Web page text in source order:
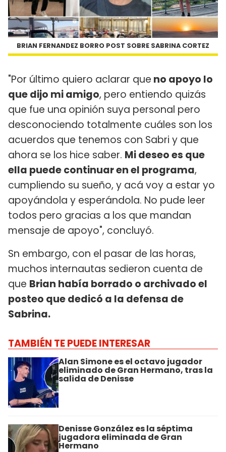
BRIAN FERNANDEZ BORRO POST SOBRE SABRINA CORTEZ
"Por último quiero aclarar que no apoyo lo
que dijo mi amigo, pero entiendo quizás
que fue una opinión suya personal pero
desconociendo totalmente cuáles son los
acuerdos que tenemos con Sabri y que
ahora se los hice saber. Mi deseo es que
ella puede continuar en el programa,
cumpliendo su sueño, y acá voy a estar yo
apoyándola y esperándola. No pude leer
todos pero gracias a los que mandan
mensaje de apoyo", concluyó.
Sn embargo, con el pasar de las horas,
muchos internautas sedieron cuenta de
que Brian había borrado o archivado el
posteo que dedicó a la defensa de
Sabrina.
TAMBIÉN TE PUEDE INTERESAR
Alan Simone es el octavo jugador
eliminado de Gran Hermano, tras la
salida de Denisse
Denisse González es la séptima
jugadora eliminada de Gran
Hermano